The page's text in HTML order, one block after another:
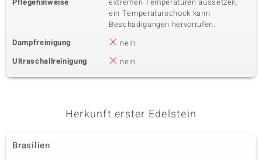
ein Temperaturschock kann
Beschädigungen hervorrufen.
Dampfreinigung
nein
Ultraschallreinigung
nein
Herkunft erster Edelstein
Brasilien